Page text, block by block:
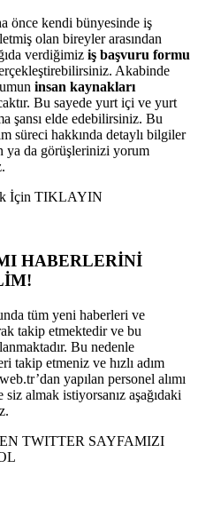
önce kendi bünyesinde iş
olan bireyler arasından
verdiğimiz iş başvuru formu
Akabinde
insan kaynakları
Bu sayede yurt içi ve yurt
şansı elde edebilirsiniz. Bu
süreci hakkında detaylı bilgiler
ya da görüşlerinizi yorum
İçin TIKLAYIN
HABERLERİNİ
tüm yeni haberleri ve
takip etmektedir ve bu
Bu nedenle
takip etmeniz ve hızlı adım
yapılan personel alımı
almak istiyorsanız aşağıdaki
TWITTER SAYFAMIZI